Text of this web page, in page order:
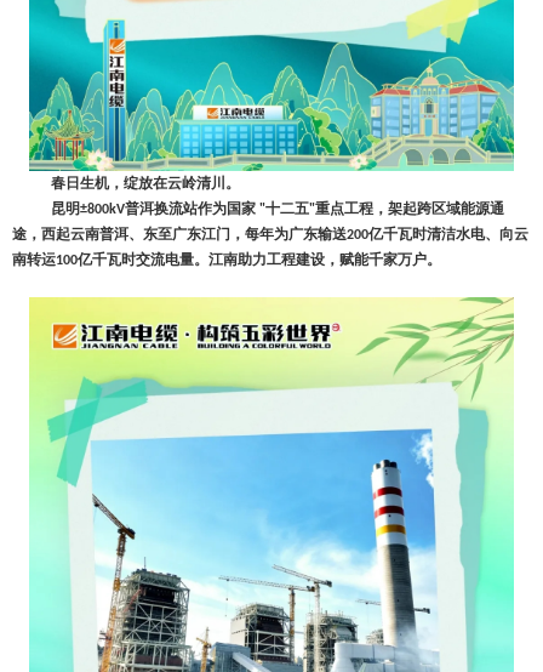
春日生机，绽放在云岭清川。
昆明±800kV普洱换流站作为国家 "十二五"重点工程，架起跨区域能源通
途，西起云南普洱、东至广东江门，每年为广东输送200亿千瓦时清洁水电、向云
南转运100亿千瓦时交流电量。江南助力工程建设，赋能千家万户。